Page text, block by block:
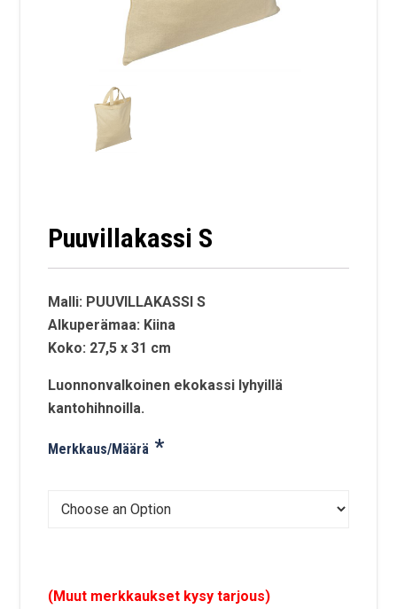
Puuvillakassi S
Malli: PUUVILLAKASSI S
Alkuperämaa: Kiina
Koko: 27,5 x 31 cm
Luonnonvalkoinen ekokassi lyhyillä
kantohihnoilla.
Merkkaus/Määrä *
(Muut merkkaukset kysy tarjous)